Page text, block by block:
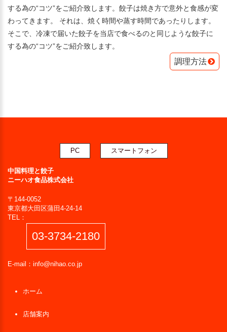
する為の“コツ”をご紹介致します。餃子は焼き方で意外と食感が変
わってきます。 それは、焼く時間や蒸す時間であったりします。
そこで、冷凍で届いた餃子を当店で食べるのと同じような餃子に
する為の“コツ”をご紹介致します。
調理方法
PC スマートフォン
中国料理と餃子
ニーハオ食品株式会社
〒144-0052
東京都大田区蒲田4-24-14
TEL：
03-3734-2180
E-mail： info@nihao.co.jp
ホーム
店舗案内